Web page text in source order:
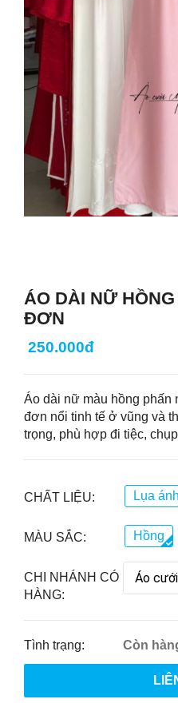
ÁO DÀI NỮ
ĐƠN
250.000đ
Áo dài nữ màu hồng phấn
đơn nổi tinh tế ở vũng và
trọng, phù hợp đi tiệc,
CHẤT LIỆU: Lụa
MÀU SẮC: Hồng
CHI NHÁNH CÓ
HÀNG:
Tình trạng: Còn